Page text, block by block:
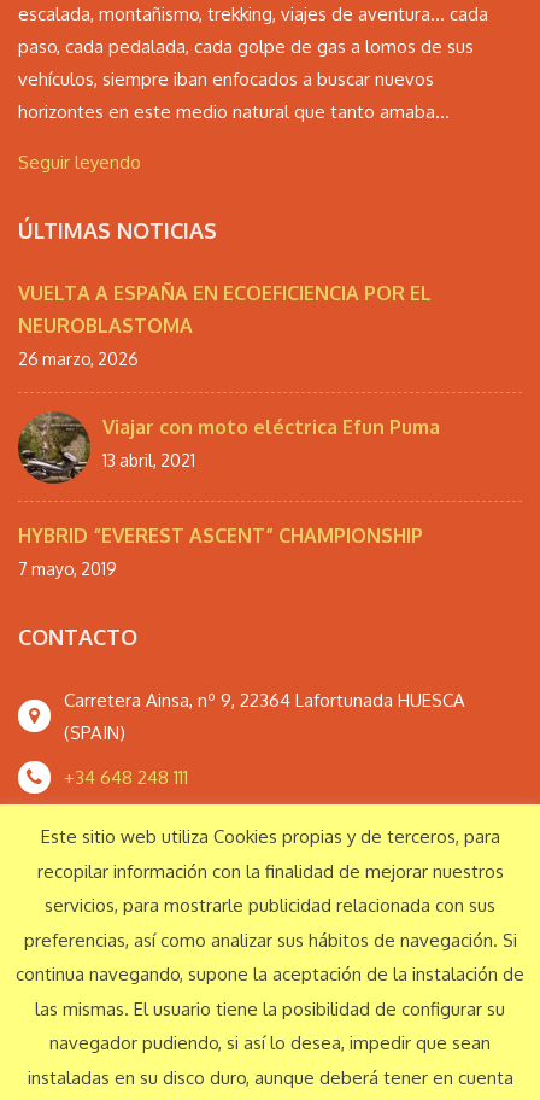
escalada, montañismo, trekking, viajes de aventura… cada
paso, cada pedalada, cada golpe de gas a lomos de sus
vehículos, siempre iban enfocados a buscar nuevos
horizontes en este medio natural que tanto amaba...
Seguir leyendo
ÚLTIMAS NOTICIAS
VUELTA A ESPAÑA EN ECOEFICIENCIA POR EL
NEUROBLASTOMA
26 marzo, 2026
Viajar con moto eléctrica Efun Puma
13 abril, 2021
HYBRID “EVEREST ASCENT” CHAMPIONSHIP
7 mayo, 2019
CONTACTO
Carretera Ainsa, nº 9, 22364 Lafortunada HUESCA
(SPAIN)
+34 648 248 111
Responsabilidad Social Corporativa
© Monte Perdido Extrem S.L. 2016 Todos los derechos reservados
Aviso legal Política de privacidad
Este sitio web utiliza Cookies propias y de terceros, para
recopilar información con la finalidad de mejorar nuestros
servicios, para mostrarle publicidad relacionada con sus
preferencias, así como analizar sus hábitos de navegación. Si
continua navegando, supone la aceptación de la instalación de
las mismas. El usuario tiene la posibilidad de configurar su
navegador pudiendo, si así lo desea, impedir que sean
instaladas en su disco duro, aunque deberá tener en cuenta